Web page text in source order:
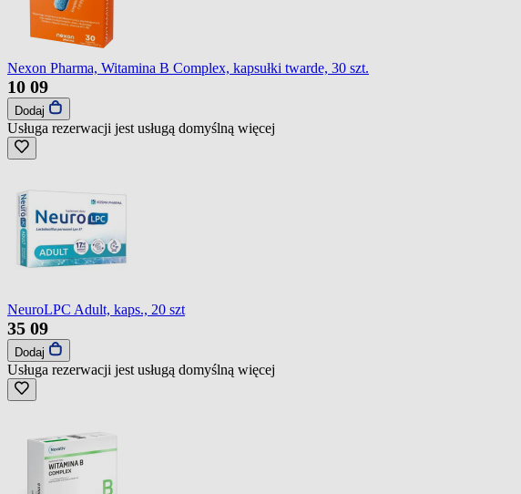
Nexon Pharma, Witamina B Complex, kapsułki twarde, 30 szt.
10 09
Dodaj
Usługa rezerwacji jest usługą domyślną więcej
NeuroLPC Adult, kaps., 20 szt
35 09
Dodaj
Usługa rezerwacji jest usługą domyślną więcej